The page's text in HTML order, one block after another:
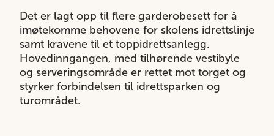
Det er lagt opp til flere garderobesett for å
imøtekomme behovene for skolens idrettslinje
samt kravene til et toppidrettsanlegg.
Hovedinngangen, med tilhørende vestibyle
og serveringsområde er rettet mot torget og
styrker forbindelsen til idrettsparken og
turområdet.